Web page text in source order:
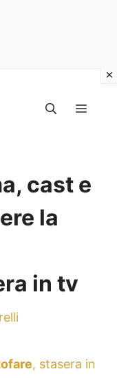
cast e
la
in tv
, stasera in